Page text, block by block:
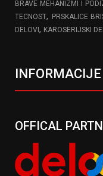
BRAVE MEHANIZMI I
TECNOST, PRSKALICE
DELOVI , KAROSERIJSKI
OFFICAL